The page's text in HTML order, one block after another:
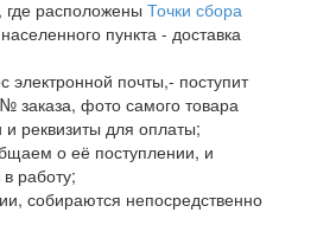
где расположены Точки сбора
пункта - доставка
электронной почты,- поступит
заказа, фото самого товара
и реквизиты для оплаты;
о её поступлении, и
работу;
собираются непосредственно